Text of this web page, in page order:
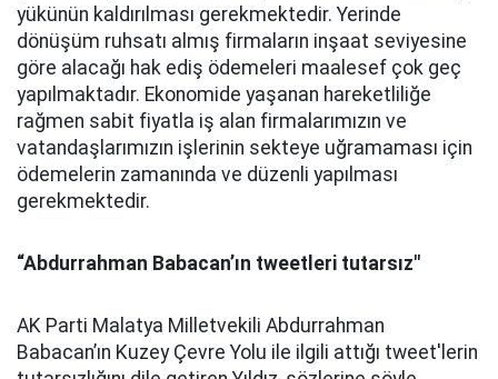
yükünün kaldırılması gerekmektedir. Yerinde
dönüşüm ruhsatı almış firmaların inşaat seviyesine
göre alacağı hak ediş ödemeleri maalesef çok geç
yapılmaktadır. Ekonomide yaşanan hareketliliğe
rağmen sabit fiyatla iş alan firmalarımızın ve
vatandaşlarımızın işlerinin sekteye uğramaması için
ödemelerin zamanında ve düzenli yapılması
gerekmektedir.
“Abdurrahman Babacan’ın tweetleri tutarsız"
AK Parti Malatya Milletvekili Abdurrahman
Babacan’ın Kuzey Çevre Yolu ile ilgili attığı tweet'lerin